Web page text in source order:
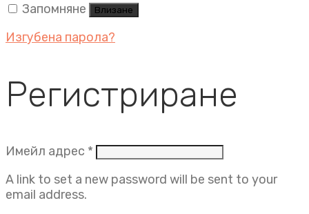
Запомняне
Влизане
Изгубена парола?
Регистриране
Имейл адрес * Задължително
A link to set a new password will be sent to your
email address.